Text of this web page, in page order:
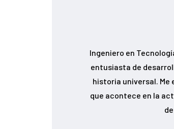
Ingeniero en
entusiasta de
historia universal. Me
que acontece en la